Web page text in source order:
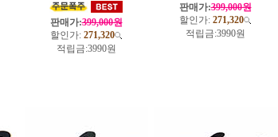
판매가:399,000원
할인가: 271,320
적립금:3990원
판매가:399,000원
할인가: 271,320
적립금:3990원